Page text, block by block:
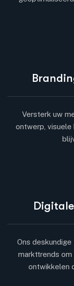
Versterk uw
ontwerp, visuele
Ons
markttrends
ontwikkelen